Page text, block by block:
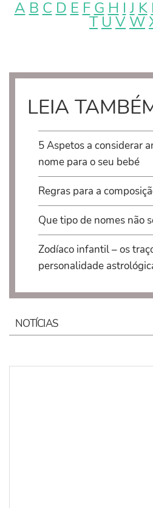
A B C D E F G H I J K
TUVW
LEIA
5 Aspetos a considerar
nome para o seu bebé
Regras para a
Que tipo de nomes não
Zodíaco infantil – os
personalidade
NOTÍCIAS